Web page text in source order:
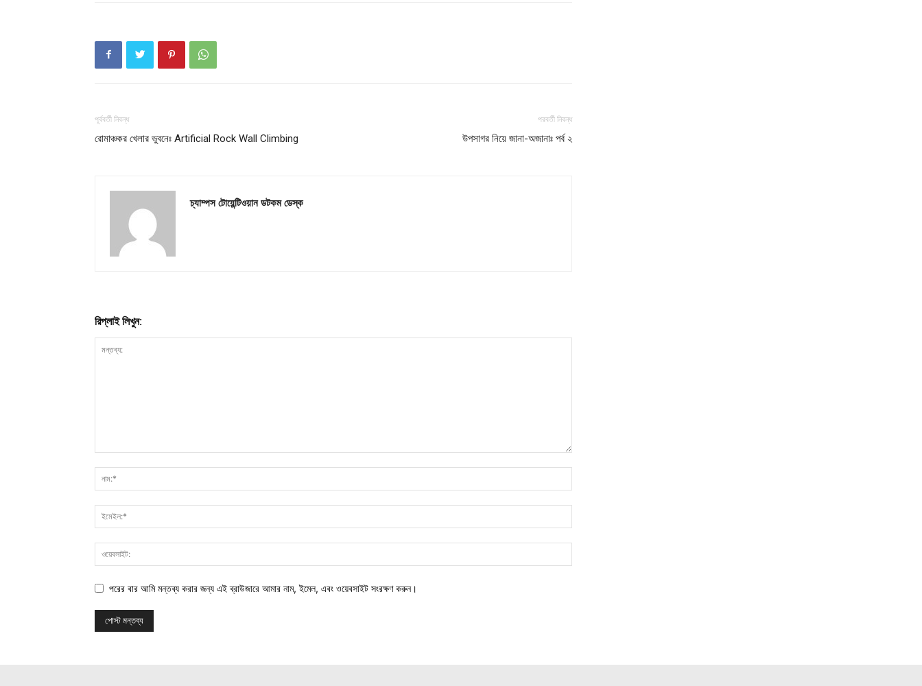
পূর্ববর্তী নিবন্ধ
রোমাঞ্চকর খেলার ভুবনেঃ Artificial Rock Wall Climbing
পরবর্তী নিবন্ধ
উপসাগর নিয়ে জানা-অজানাঃ পর্ব ২
চ্যাম্পস টোয়েন্টিওয়ান ডটকম ডেস্ক
রিপ্লাই লিখুন:
পরের বার আমি মন্তব্য করার জন্য এই ব্রাউজারে আমার নাম, ইমেল, এবং ওয়েবসাইট সংরক্ষণ করুন।